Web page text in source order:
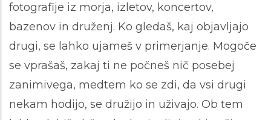
fotografije iz morja, izletov, koncertov,
bazenov in druženj. Ko gledaš, kaj objavljajo
drugi, se lahko ujameš v primerjanje. Mogoče
se vprašaš, zakaj ti ne počneš nič posebej
zanimivega, medtem ko se zdi, da vsi drugi
nekam hodijo, se družijo in uživajo. Ob tem